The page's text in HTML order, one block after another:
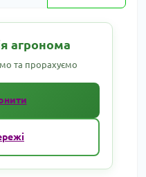
агронома
та прорахуємо